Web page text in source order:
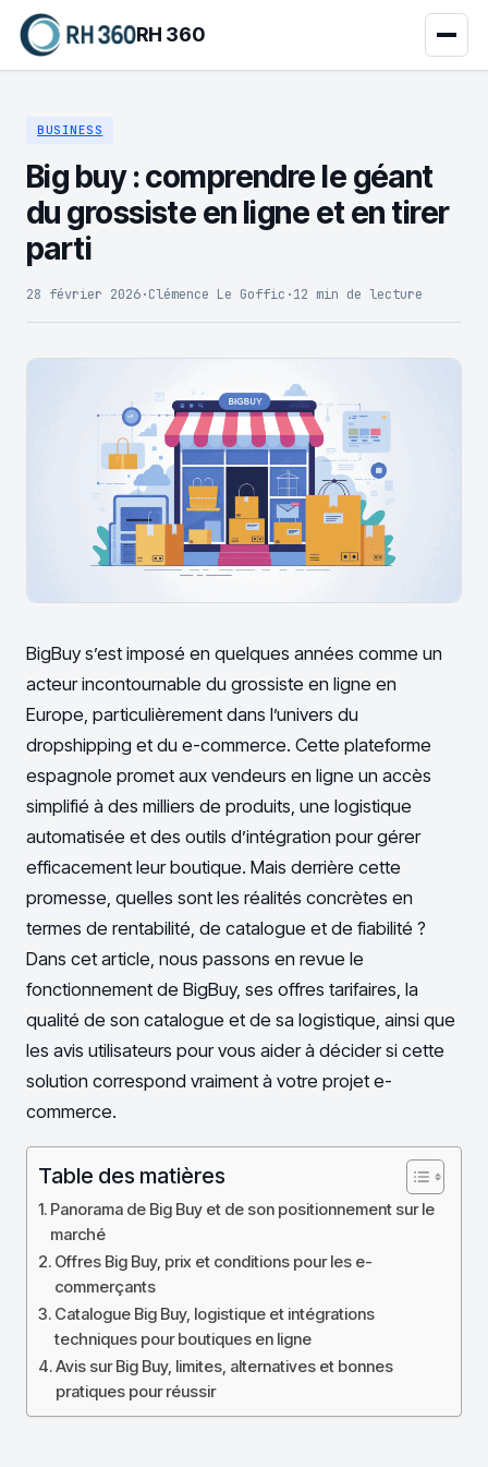
RH 360
BUSINESS
Big buy : comprendre le géant
du grossiste en ligne et en tirer
parti
28 février 2026·Clémence Le Goffic ·12 min de lecture
BigBuy s’est imposé en quelques années comme un
acteur incontournable du grossiste en ligne en
Europe, particulièrement dans l’univers du
dropshipping et du e-commerce. Cette plateforme
espagnole promet aux vendeurs en ligne un accès
simplifié à des milliers de produits, une logistique
automatisée et des outils d’intégration pour gérer
efficacement leur boutique. Mais derrière cette
promesse, quelles sont les réalités concrètes en
termes de rentabilité, de catalogue et de fiabilité ?
Dans cet article, nous passons en revue le
fonctionnement de BigBuy, ses offres tarifaires, la
qualité de son catalogue et de sa logistique, ainsi que
les avis utilisateurs pour vous aider à décider si cette
solution correspond vraiment à votre projet e-
commerce.
Table des matières
Panorama de Big Buy et de son positionnement sur le
marché
Offres Big Buy, prix et conditions pour les e-
commerçants
Catalogue Big Buy, logistique et intégrations
techniques pour boutiques en ligne
Avis sur Big Buy, limites, alternatives et bonnes
pratiques pour réussir